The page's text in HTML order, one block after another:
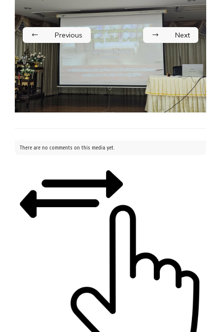
Previous Next
There are no comments on this media yet.